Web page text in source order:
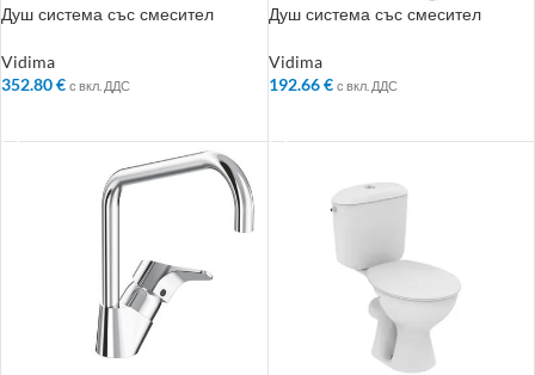
Душ система със смесител
SevaL
Vidima
352.80€ с вкл. ДДС
Душ система със смесител
SevaTrio
Vidima
192.66€ с вкл. ДДС